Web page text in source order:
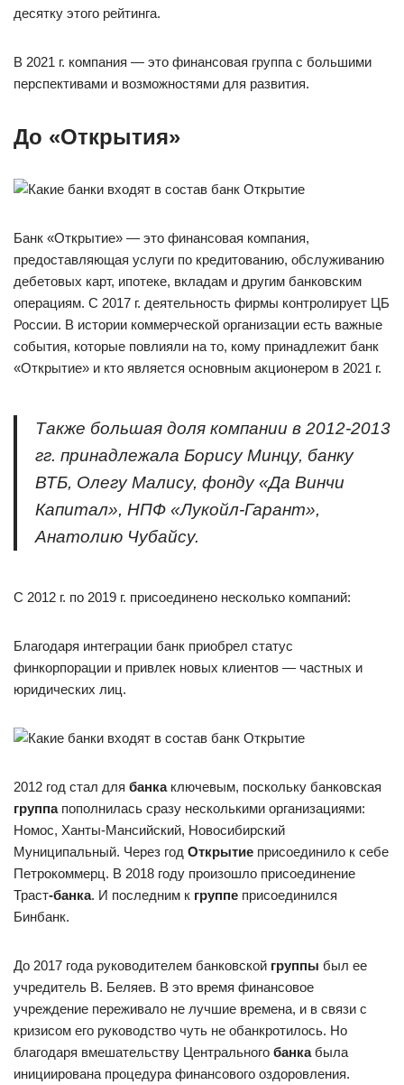
десятку этого рейтинга.
В 2021 г. компания — это финансовая группа с большими
перспективами и возможностями для развития.
До «Открытия»
Банк «Открытие» — это финансовая компания,
предоставляющая услуги по кредитованию, обслуживанию
дебетовых карт, ипотеке, вкладам и другим банковским
операциям. С 2017 г. деятельность фирмы контролирует ЦБ
России. В истории коммерческой организации есть важные
события, которые повлияли на то, кому принадлежит банк
«Открытие» и кто является основным акционером в 2021 г.
Также большая доля компании в 2012-2013
гг. принадлежала Борису Минцу, банку
ВТБ, Олегу Малису, фонду «Да Винчи
Капитал», НПФ «Лукойл-Гарант»,
Анатолию Чубайсу.
С 2012 г. по 2019 г. присоединено несколько компаний:
Благодаря интеграции банк приобрел статус
финкорпорации и привлек новых клиентов — частных и
юридических лиц.
2012 год стал для банкаключевым, поскольку банковская
группапополнилась сразу несколькими организациями:
Номос, Ханты-Мансийский, Новосибирский
Муниципальный. Через год Открытие присоединило к себе
Петрокоммерц. В 2018 году произошло присоединение
Траст-банка. И последним к группе присоединился
Бинбанк.
До 2017 года руководителем банковской группы был ее
учредитель В. Беляев. В это время финансовое
учреждение переживало не лучшие времена, и в связи с
кризисом его руководство чуть не обанкротилось. Но
благодаря вмешательству Центрального банкабыла
инициирована процедура финансового оздоровления.